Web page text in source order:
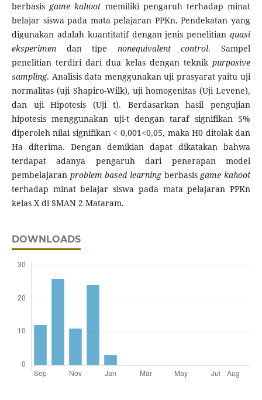
berbasisgame kahoot memiliki pengaruh terhadap minat
belajar siswa pada mata pelajaran PPKn. Pendekatan yang
digunakan adalah kuantitatif dengan jenis penelitianquasi
eksperimendan tipe nonequivalent control. Sampel
penelitian terdiri dari dua kelas dengan teknikpurposive
sampling. Analisis data menggunakan uji prasyarat yaitu uji
normalitas (uji Shapiro-Wilk), uji homogenitas (Uji Levene),
dan uji Hipotesis (Uji t). Berdasarkan hasil pengujian
hipotesis menggunakan uji-t dengan taraf signifikan 5%
diperoleh nilai signifikan < 0,001<0,05, maka H0 ditolak dan
Ha diterima. Dengan demikian dapat dikatakan bahwa
terdapat adanya pengaruh dari penerapan model
pembelajaran problem based learningberbasisgame kahoot
terhadap minat belajar siswa pada mata pelajaran PPKn
kelas X di SMAN 2 Mataram.
DOWNLOADS